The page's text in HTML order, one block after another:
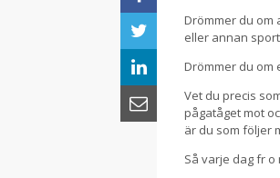
Drömmer du om
eller annan
Drömmer du om
Vet du precis
pågatåget mot
är du som följer
Så varje dag fr